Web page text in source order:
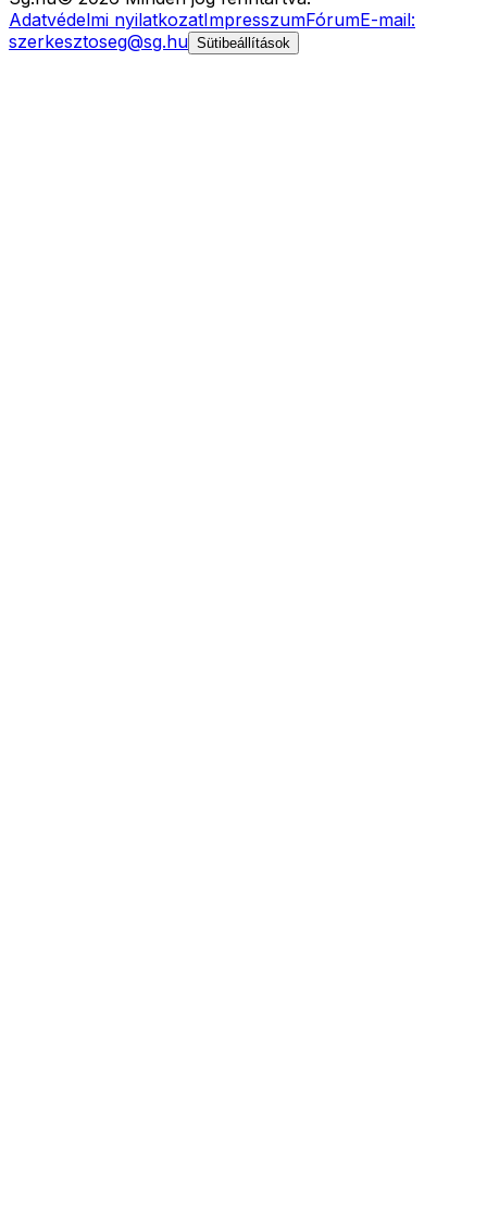
Adatvédelmi nyilatkozatImpresszumFórumE-mail:
szerkesztoseg@sg.hu Sütibeállítások